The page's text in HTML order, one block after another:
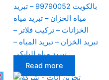
بالكويت 99790052 – تبريد
مياه الخزان – تبريد مياه
الخزانات – تركيب فلاتر –
تبريد الخزان – تبريد المياه –
تبريد مياه التانكي
Read more